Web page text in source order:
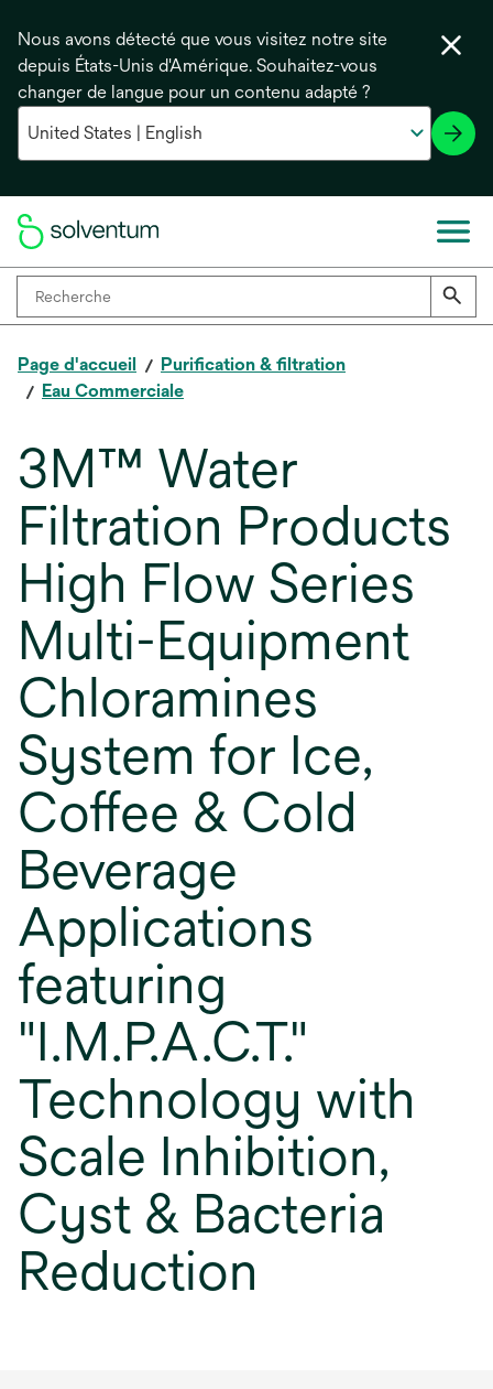
Nous avons détecté que vous visitez notre site
depuis États-Unis d'Amérique. Souhaitez-vous
changer de langue pour un contenu adapté ?
Page d'accueil
Purification & filtration
Eau Commerciale
3M™ Water
Filtration Products
High Flow Series
Multi-Equipment
Chloramines
System for Ice,
Coffee & Cold
Beverage
Applications
featuring
"I.M.P.A.C.T."
Technology with
Scale Inhibition,
Cyst & Bacteria
Reduction